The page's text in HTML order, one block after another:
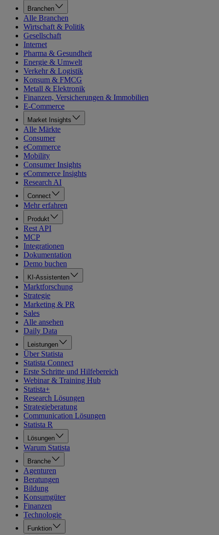
Branchen
Alle Branchen
Wirtschaft & Politik
Gesellschaft
Internet
Pharma & Gesundheit
Energie & Umwelt
Verkehr & Logistik
Konsum & FMCG
Metall & Elektronik
Finanzen, Versicherungen & Immobilien
E-Commerce
Market Insights
Alle Märkte
Consumer
eCommerce
Mobility
Consumer Insights
eCommerce Insights
Research AI
Connect
Mehr erfahren
Produkt
Rest API
MCP
Integrationen
Dokumentation
Demo buchen
KI-Assistenten
Marktforschung
Strategie
Marketing & PR
Sales
Alle ansehen
Daily Data
Leistungen
Über Statista
Statista Connect
Erste Schritte und Hilfebereich
Webinar & Training Hub
Statista+
Research Lösungen
Strategieberatung
Communication Lösungen
Statista R
Lösungen
Warum Statista
Branche
Agenturen
Beratungen
Bildung
Konsumgüter
Finanzen
Technologie
Funktion